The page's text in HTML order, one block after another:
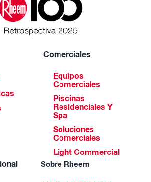
Comerciales
Equipos
Comerciales
Piscinas
Residenciales Y
Spa
Soluciones
Comerciales
Light Commercial
Sobre Rheem